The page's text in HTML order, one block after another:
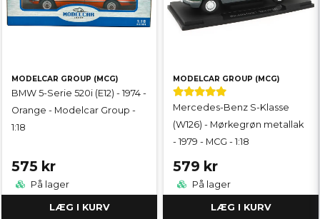
MODELCAR GROUP (MCG)
BMW 5-Serie 520i (E12) - 1974 -
Orange - Modelcar Group -
1:18
575 kr
På lager
LÆG I KURV
MODELCAR GROUP (MCG)
Mercedes-Benz S-Klasse
(W126) - Mørkegrøn metallak
- 1979 - MCG - 1:18
579 kr
På lager
LÆG I KURV